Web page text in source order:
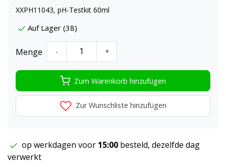
XXPH11043, pH-Testkit 60ml
Auf Lager (38)
Menge - +
Zum Warenkorb hinzufügen
Zur Wunschliste hinzufügen
op werkdagen voor 15:00 besteld, dezelfde dag
verwerkt